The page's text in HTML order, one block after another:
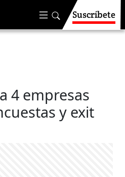
Suscríbete
4 empresas
y exit